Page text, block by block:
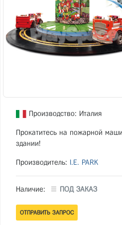
Производство: Италия
Прокатитесь на пожарной
здании!
Производитель: I.E. PARK
Наличие: ПОД ЗАКАЗ